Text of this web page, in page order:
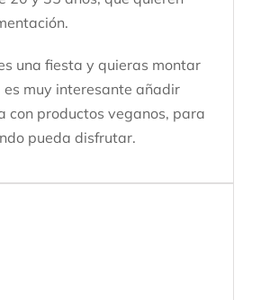
una fiesta y quieras montar
es muy interesante añadir
con productos veganos, para
pueda disfrutar.